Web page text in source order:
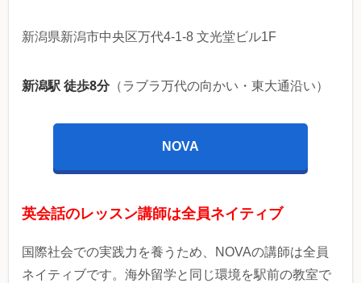
新潟県新潟市中央区万代4-1-8 文光堂ビル1F
新潟駅 徒歩8分（ラブラ万代の向かい・東大通沿い）
NOVA
英会話のレッスン講師は全員ネイティブ
国際社会での実践力を養うため、NOVAの講師は全員
ネイティブです。海外留学と同じ環境を駅前の教室で